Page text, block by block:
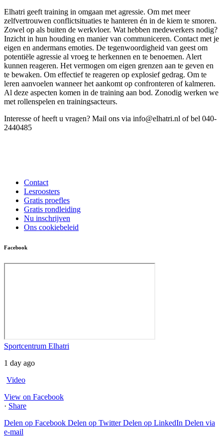
Elhatri geeft training in omgaan met agressie. Om met meer
zelfvertrouwen conflictsituaties te hanteren én in de kiem te smoren.
Zowel op als buiten de werkvloer. Wat hebben medewerkers nodig?
Inzicht in hun houding en manier van communiceren. Contact met je
eigen en andermans emoties. De tegenwoordigheid van geest om
potentiële agressie al vroeg te herkennen en te benoemen. Alert
kunnen reageren. Het vermogen om eigen grenzen aan te geven en
te bewaken. Om effectief te reageren op explosief gedrag. Om te
leren aanvoelen wanneer het aankomt op confronteren of kalmeren.
Al deze aspecten komen in de training aan bod. Zonodig werken we
met rollenspelen en trainingsacteurs.
Interesse of heeft u vragen? Mail ons via info@elhatri.nl of bel 040-
2440485
Contact
Lesroosters
Gratis proefles
Gratis rondleiding
Nu inschrijven
Ons cookiebeleid
Facebook
Sportcentrum Elhatri
1 day ago
Video
View on Facebook
· Share
Delen op Facebook Delen op Twitter Delen op LinkedIn Delen via
e-mail